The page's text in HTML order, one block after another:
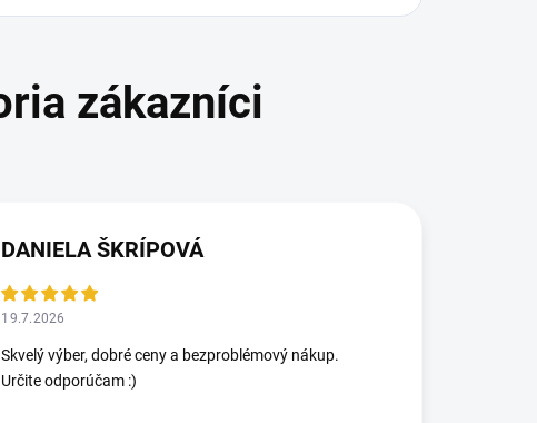
DANIELA ŠKRÍPOVÁ
19.7.2026
Skvelý výber, dobré ceny a bezproblémový nákup.
Určite odporúčam :)